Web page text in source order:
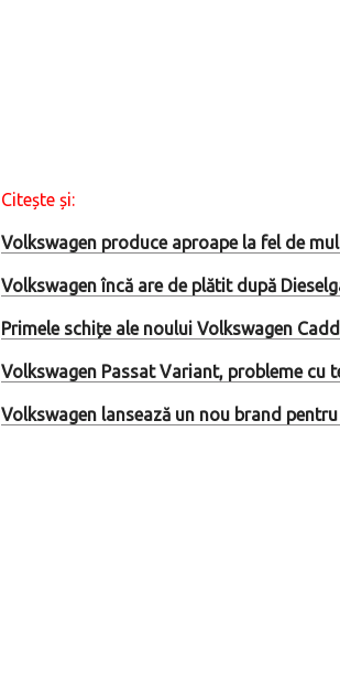
Citește și:
Volkswagen produce aproape la fel de
Volkswagen încă are de plătit după
Primele schițe ale noului Volkswagen
Volkswagen Passat Variant, probleme cu
Volkswagen lansează un nou brand